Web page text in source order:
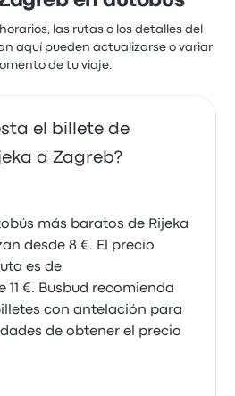
las rutas o los detalles del
aquí pueden actualizarse o variar
de tu viaje.
el billete de
a Zagreb?
más baratos de Rijeka
desde 8 €. El precio
es de
€. Busbud recomienda
con antelación para
de obtener el precio